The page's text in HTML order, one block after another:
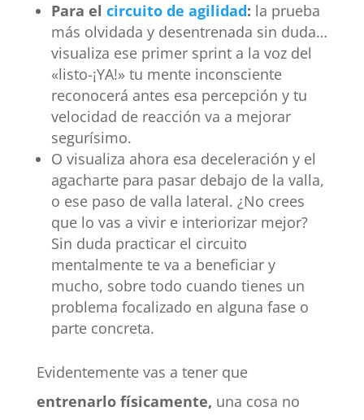
Para el circuito de agilidad: la prueba
más olvidada y desentrenada sin duda…
visualiza ese primer sprint a la voz del
«listo-¡YA!» tu mente inconsciente
reconocerá antes esa percepción y tu
velocidad de reacción va a mejorar
segurísimo.
O visualiza ahora esa deceleración y el
agacharte para pasar debajo de la valla,
o ese paso de valla lateral. ¿No crees
que lo vas a vivir e interiorizar mejor?
Sin duda practicar el circuito
mentalmente te va a beneficiar y
mucho, sobre todo cuando tienes un
problema focalizado en alguna fase o
parte concreta.
Evidentemente vas a tener que
entrenarlo físicamente, una cosa no